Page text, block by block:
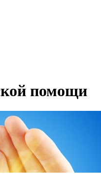
помощи